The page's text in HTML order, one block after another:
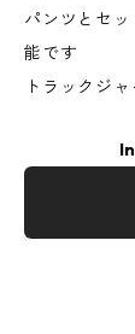
パンツとセ
能です
トラックジ